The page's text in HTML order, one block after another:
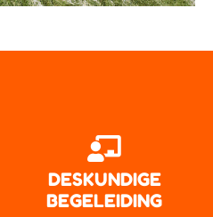
DESKUNDIGE
BEGELEIDING